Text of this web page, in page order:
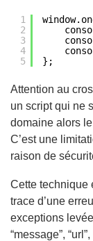
1
2
3
4
5
};
Attention au
un script qui ne
domaine alors le
C’est une
raison de
Cette technique
trace d’une
exceptions
“message”,